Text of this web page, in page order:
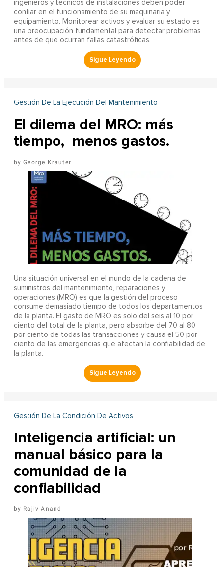
ingenieros y técnicos de instalaciones deben poder
confiar en el funcionamiento de su maquinaria y
equipamiento. Monitorear activos y evaluar su estado es
una preocupación fundamental para detectar problemas
antes de que ocurran fallas catastróficas.
Gestión De La Ejecución Del Mantenimiento
El dilema del MRO: más
tiempo, menos gastos.
George Krauter
Una situación universal en el mundo de la cadena de
suministros del mantenimiento, reparaciones y
operaciones (MRO) es que la gestión del proceso
consume demasiado tiempo de todos los departamentos
de la planta. El gasto de MRO es solo del seis al 10 por
ciento del total de la planta, pero absorbe del 70 al 80
por ciento de todas las transacciones y causa el 50 por
ciento de las emergencias que afectan la confiabilidad de
la planta.
Gestión De La Condición De Activos
Inteligencia artificial: un
manual básico para la
comunidad de la
confiabilidad
Rajiv Anand